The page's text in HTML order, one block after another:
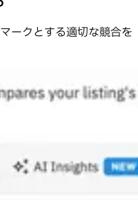
ークとする適切な競合を